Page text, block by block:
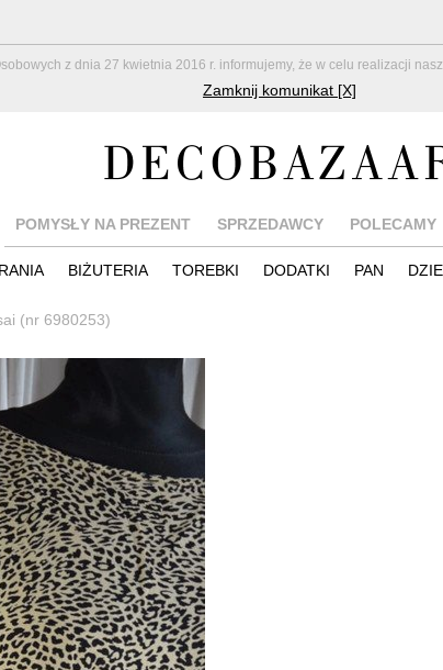
z dnia 27 kwietnia 2016 r. informujemy, że w celu realizacji
Zamknij komunikat [X]
POMYSŁY NA PREZENT SPRZEDAWCY POLECAMY
BIŻUTERIA TOREBKI DODATKI PAN
(nr 6980253)